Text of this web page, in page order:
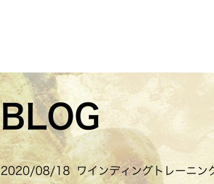
BLOG
2020/08/18
ワインディングトレーニン